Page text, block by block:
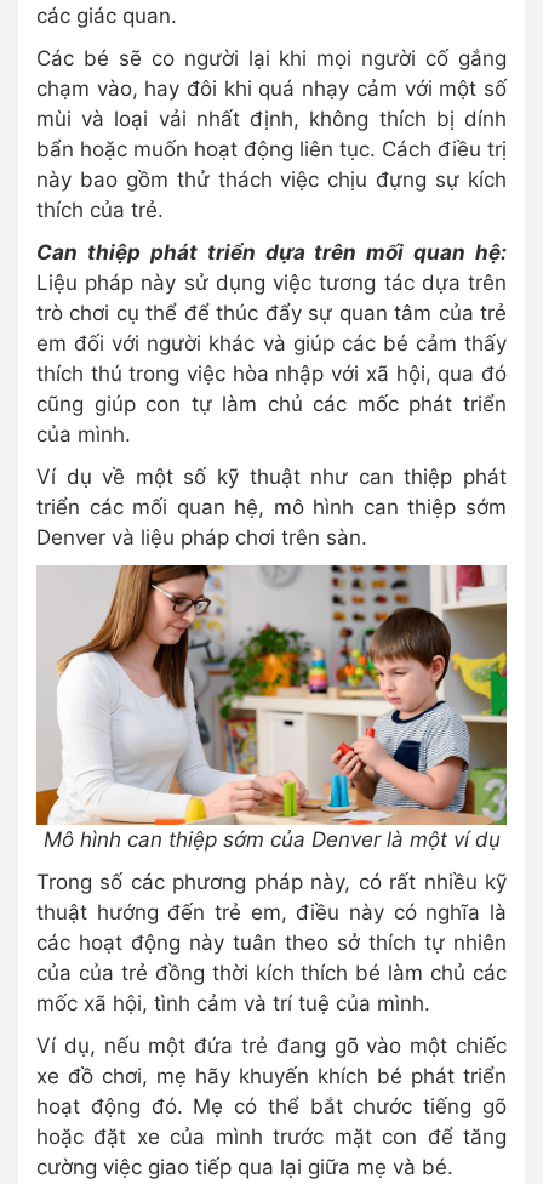
các giác quan.
Các bé sẽ co người lại khi mọi người cố gắng
chạm vào, hay đôi khi quá nhạy cảm với một số
mùi và loại vải nhất định, không thích bị dính
bẩn hoặc muốn hoạt động liên tục. Cách điều trị
này bao gồm thử thách việc chịu đựng sự kích
thích của trẻ.
Can thiệp phát triển dựa trên mối quan hệ:
Liệu pháp này sử dụng việc tương tác dựa trên
trò chơi cụ thể để thúc đẩy sự quan tâm của trẻ
em đối với người khác và giúp các bé cảm thấy
thích thú trong việc hòa nhập với xã hội, qua đó
cũng giúp con tự làm chủ các mốc phát triển
của mình.
Ví dụ về một số kỹ thuật như can thiệp phát
triển các mối quan hệ, mô hình can thiệp sớm
Denver và liệu pháp chơi trên sàn.
Mô hình can thiệp sớm của Denver là một ví dụ
Trong số các phương pháp này, có rất nhiều kỹ
thuật hướng đến trẻ em, điều này có nghĩa là
các hoạt động này tuân theo sở thích tự nhiên
của của trẻ đồng thời kích thích bé làm chủ các
mốc xã hội, tình cảm và trí tuệ của mình.
Ví dụ, nếu một đứa trẻ đang gõ vào một chiếc
xe đồ chơi, mẹ hãy khuyến khích bé phát triển
hoạt động đó. Mẹ có thể bắt chước tiếng gõ
hoặc đặt xe của mình trước mặt con để tăng
cường việc giao tiếp qua lại giữa mẹ và bé.